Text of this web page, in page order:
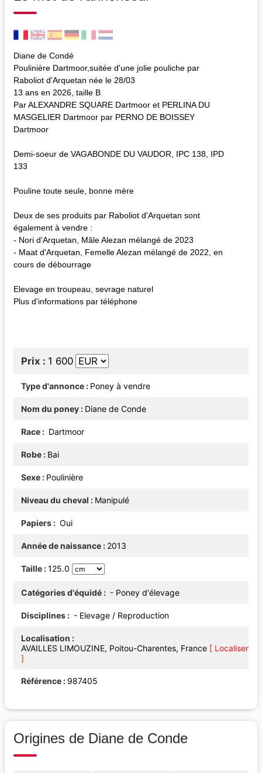
Diane de Condé
Poulinière Dartmoor,suitée d'une jolie pouliche par
Raboliot d'Arquetan née le 28/03
13 ans en 2026, taille B
Par ALEXANDRE SQUARE Dartmoor et PERLINA DU
MASGELIER Dartmoor par PERNO DE BOISSEY
Dartmoor
Demi-soeur de VAGABONDE DU VAUDOR, IPC 138, IPD
133
Pouline toute seule, bonne mère
Deux de ses produits par Raboliot d'Arquetan sont
également à vendre :
- Nori d'Arquetan, Mâle Alezan mélangé de 2023
- Maat d'Arquetan, Femelle Alezan mélangé de 2022, en
cours de débourrage
Elevage en troupeau, sevrage naturel
Plus d'informations par téléphone
Prix 1 600
Type d'annonce Poney à vendre
Nom du poney Diane de Conde
Race Dartmoor
Robe Bai
Sexe Poulinière
Niveau du cheval Manipulé
Papiers Oui
Année de naissance 2013
Taille 125.0
Catégories d'équidé - Poney d'élevage
Disciplines - Elevage / Reproduction
Localisation
AVAILLES LIMOUZINE, Poitou-Charentes, France [ Localiser
]
Référence 987405
Origines de Diane de Conde